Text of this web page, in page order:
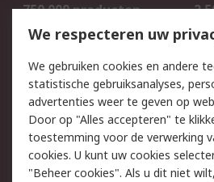
750.000 producten
Bestellen
Track & Trace
Wettelijk
Cookiebeleid
Privacybeleid
We respecteren uw
We gebruiken cookies en andere
statistische gebruiksanalyses,
advertenties weer te geven op
Door op "Alles accepteren" te
toestemming voor de verwerking
cookies. U kunt uw cookies
"Beheer cookies". Als u dit niet